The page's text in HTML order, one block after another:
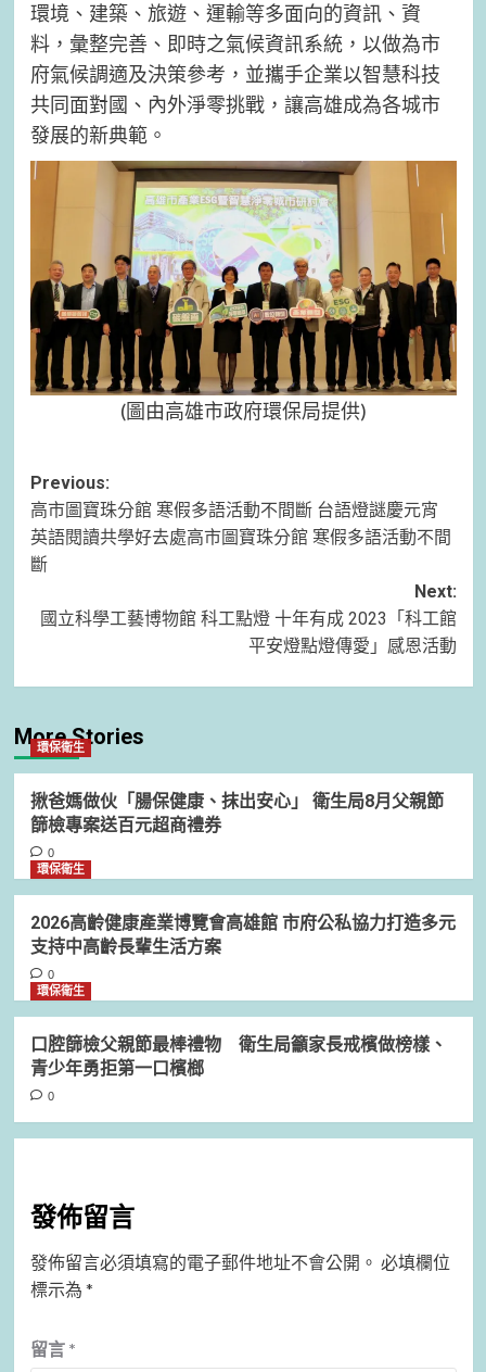
環境、建築、旅遊、運輸等多面向的資訊、資
料，彙整完善、即時之氣候資訊系統，以做為市
府氣候調適及決策參考，並攜手企業以智慧科技
共同面對國、內外淨零挑戰，讓高雄成為各城市
發展的新典範。
(圖由高雄市政府環保局提供)
Post
navigation
Previous:
高市圖寶珠分館 寒假多語活動不間斷 台語燈謎慶元宵
英語閱讀共學好去處高市圖寶珠分館 寒假多語活動不間
斷
Next:
國立科學工藝博物館 科工點燈 十年有成 2023「科工館
平安燈點燈傳愛」感恩活動
More Stories
環保衛生
揪爸媽做伙「腸保健康、抹出安心」 衛生局8月父親節
篩檢專案送百元超商禮券
0
環保衛生
2026高齡健康產業博覽會高雄館 市府公私協力打造多元
支持中高齡長輩生活方案
0
環保衛生
口腔篩檢父親節最棒禮物 衛生局籲家長戒檳做榜樣、
青少年勇拒第一口檳榔
0
發佈留言
發佈留言必須填寫的電子郵件地址不會公開。 必填欄位
標示為 *
留言 *